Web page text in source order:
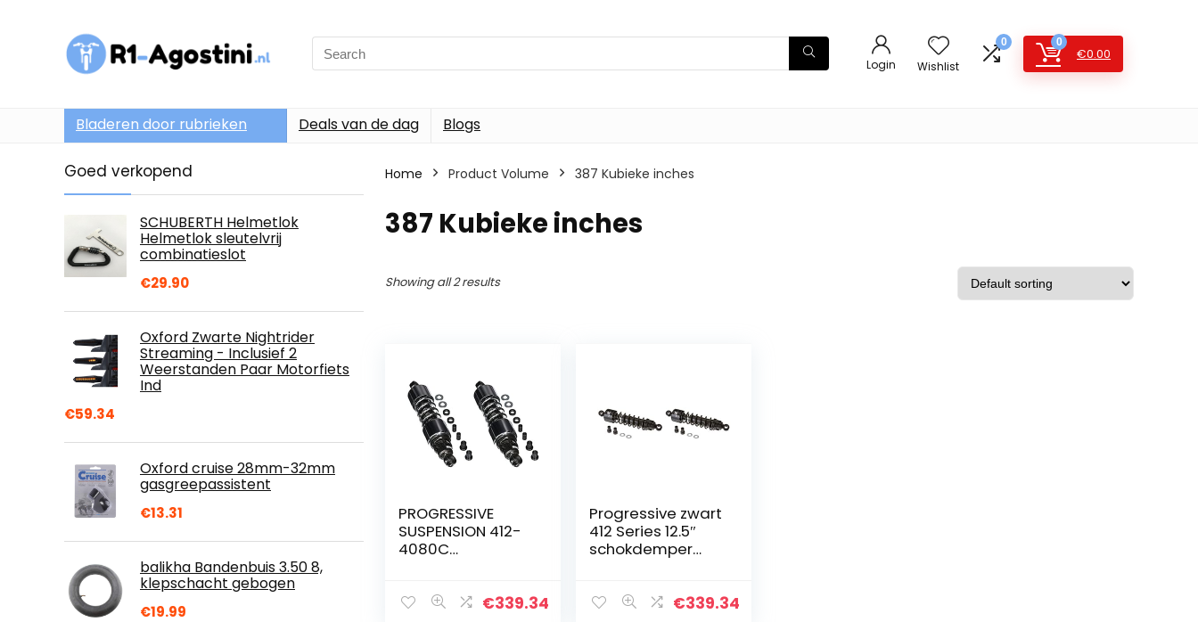
Search
for:
Login Wishlist
0 0
€0.00
Bladeren door rubrieken Deals van de dag Blogs
Goed verkopend
SCHUBERTH Helmetlok
Helmetlok sleutelvrij
combinatieslot
€29.90
Oxford Zwarte Nightrider
Streaming - Inclusief 2
Weerstanden Paar Motorfiets
Ind
€59.34
Oxford cruise 28mm-32mm
gasgreepassistent
€13.31
balikha Bandenbuis 3.50 8,
klepschacht gebogen
€19.99
Home Product Volume 387 Kubieke inches
387 Kubieke inches
Showing all 2 results
PROGRESSIVE
SUSPENSION 412-
4080C
voor
€339.34
Progressive zwart
412 Series 12.5″
schokdemper
€339.34